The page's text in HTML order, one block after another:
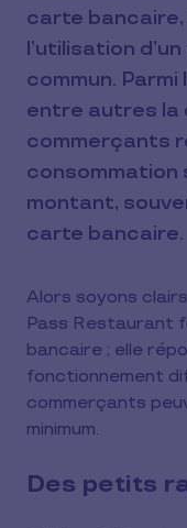
carte
l’utilisation
commun.
entre autres la
commerçants
consommation
montant,
carte bancaire.
Alors soyons
Pass Restaurant
bancaire ; elle
fonctionnement
commerçants
minimum.
Des petits